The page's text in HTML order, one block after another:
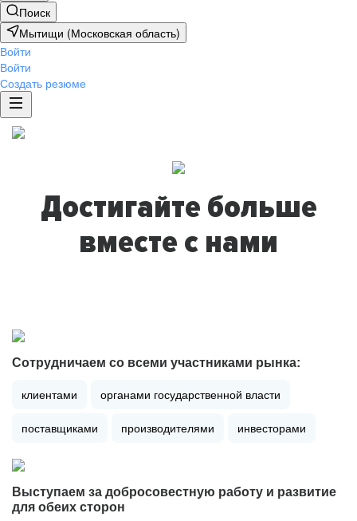
Поиск
Мытищи (Московская область)
Войти
Войти
Создать резюме
Достигайте больше
вместе с нами
Сотрудничаем со всеми участниками рынка:
клиентами органами государственной власти
поставщиками производителями инвесторами
Выступаем за добросовестную работу и развитие
для обеих сторон